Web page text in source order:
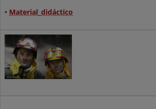
• Material_didáctico